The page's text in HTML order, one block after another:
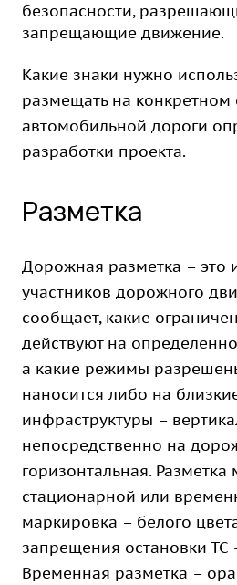
безопасности,
запрещающие движение.
Какие знаки нужно
размещать на конкретном
автомобильной дороги
разработки проекта.
Разметка
Дорожная разметка – это
участников дорожного
сообщает, какие
действуют на
а какие режимы
наносится либо на
инфраструктуры –
непосредственно на
горизонтальная. Разметка
стационарной или
маркировка – белого
запрещения остановки ТС
Временная разметка –